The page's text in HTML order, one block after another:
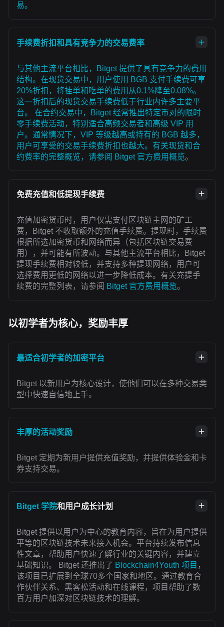
易。
手续费折扣和具有竞争力的交易费率
与其他主流平台相比，Bitget 提供了具有竞争力的费用
结构。在现货交易中，用户使用 BGB 支付手续费可享
20%折扣，将挂单和吃单的费用从0.1%降至0.08%。
这一折扣后的现货交易手续费低于行业内许多主要平
台。 在合约交易中，Bitget 经常推出特定币对的限时
零手续费活动，特别适合高频交易者和高级 VIP 用
户。通常情况下，VIP 等级越高或持有的 BGB 越多，
用户可享受的交易手续费折扣也越大。有关现货和合
约费率的完整概览，请参阅 Bitget 官方费用概览。
免费充值和低提现手续费
充值加密货币时，用户仅需支付区块链主网的矿工
费，Bitget 不收取额外的充值手续费。提现时，手续费
根据所选加密货币和网络而异（包括区块链交易费
用），并可能有所波动。与其他主流平台相比，Bitget
提现手续费相对较低，并支持多种提现网络，用户可
选择费用更低的网络以进一步降低成本。有关充提手
续费的完整列表，请参阅 Bitget 官方费用概览。
以初学者为核心，奖励丰厚
最适合初学者的加密平台
Bitget 以新用户为核心设计，使他们可以在多种交易类
型中快速自信地上手。
丰厚的活动奖励
Bitget 定期为新用户提供充值奖励，并提供体验金和卡
券支持交易。
Bitget 学院和用户成长计划
Bitget 提供以用户为中心的教育内容，旨在为用户提供
平等的区块链技术未来接入机会。平台持续发布信息
性文章，帮助用户快速了解行业的关键内容，并建立
基础知识。 Bitget 还推出了 Blockchain4Youth 项目 ，
该项目已扩展到全球70多个国家和地区。通过教育合
作伙伴关系、黑客松活动和在线课程，项目帮助了数
百万用户加深对区块链技术的理解。